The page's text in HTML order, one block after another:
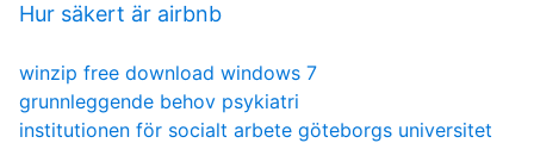
Hur säkert är airbnb
winzip free download windows 7
grunnleggende behov psykiatri
institutionen för socialt arbete göteborgs universitet